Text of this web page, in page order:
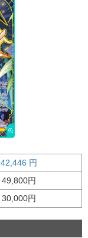
42,446 円
49,800円
30,000円